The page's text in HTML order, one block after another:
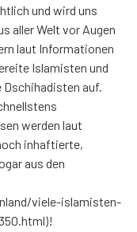
und wird uns
aller Welt vor Augen
laut Informationen
Islamisten und
Dschihadisten auf.
werden laut
inhaftierte,
aus den
viele-islamisten-